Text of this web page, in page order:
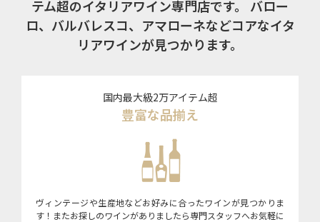
テム超のイタリアワイン専門店です。
バロー
ロ、バルバレスコ、アマローネなどコアなイタ
リアワインが見つかります。
国内最大級2万アイテム超
豊富な品揃え
ヴィンテージや生産地などお好みに合ったワインが見つかりま
す！またお探しのワインがありましたら専門スタッフへお気軽に